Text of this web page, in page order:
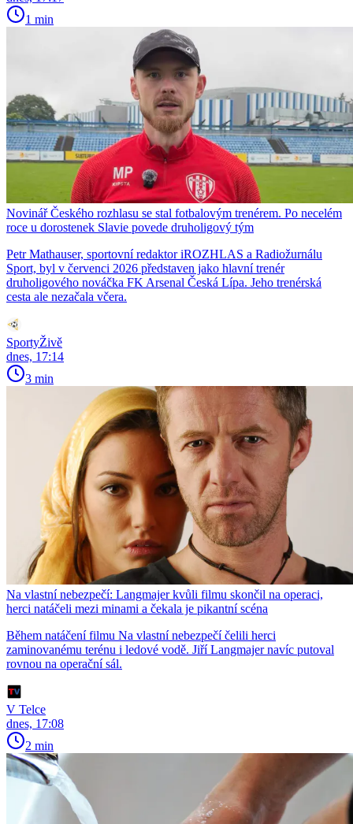
1 min
Novinář Českého rozhlasu se stal fotbalovým trenérem. Po necelém
roce u dorostenek Slavie povede druholigový tým
Petr Mathauser, sportovní redaktor iROZHLAS a Radiožurnálu
Sport, byl v červenci 2026 představen jako hlavní trenér
druholigového nováčka FK Arsenal Česká Lípa. Jeho trenérská
cesta ale nezačala včera.
SportyŽivě
dnes, 17:14
3 min
Na vlastní nebezpečí: Langmajer kvůli filmu skončil na operaci,
herci natáčeli mezi minami a čekala je pikantní scéna
Během natáčení filmu Na vlastní nebezpečí čelili herci
zaminovanému terénu i ledové vodě. Jiří Langmajer navíc putoval
rovnou na operační sál.
V Telce
dnes, 17:08
2 min